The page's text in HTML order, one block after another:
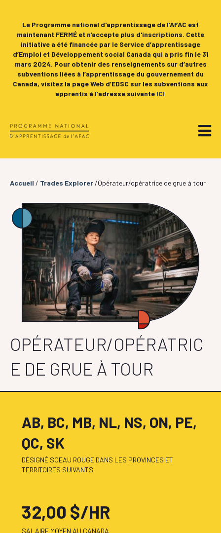
Le Programme national d'apprentissage de l’AFAC est
maintenant FERMÉ et n'accepte plus d'inscriptions. Cette
initiative a été financée par le Service d’apprentissage
d’Emploi et Développement social Canada qui a pris fin le 31
mars 2024. Pour obtenir des renseignements sur d’autres
subventions liées à l’apprentissage du gouvernement du
Canada, visitez la page Web d’EDSC sur les subventions aux
apprentis à l’adresse suivante ICI
Accueil / Trades Explorer/Opérateur/opératrice de grue à tour
OPÉRATEUR/OPÉRATRIC
E DE GRUE À TOUR
AB, BC, MB, NL, NS, ON, PE,
QC, SK
DÉSIGNÉ SCEAU ROUGE DANS LES PROVINCES ET
TERRITOIRES SUIVANTS
32,00 $/HR
SALAIRE MOYEN AU CANADA